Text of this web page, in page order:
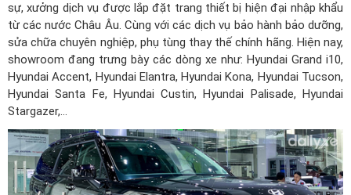
sự, xưởng dịch vụ được lắp đặt trang thiết bị hiện đại nhập khẩu
từ các nước Châu Âu. Cùng với các dịch vụ bảo hành bảo dưỡng,
sửa chữa chuyên nghiệp, phụ tùng thay thế chính hãng. Hiện nay,
showroom đang trưng bày các dòng xe như: Hyundai Grand i10,
Hyundai Accent, Hyundai Elantra, Hyundai Kona, Hyundai Tucson,
Hyundai Santa Fe, Hyundai Custin, Hyundai Palisade, Hyundai
Stargazer,…